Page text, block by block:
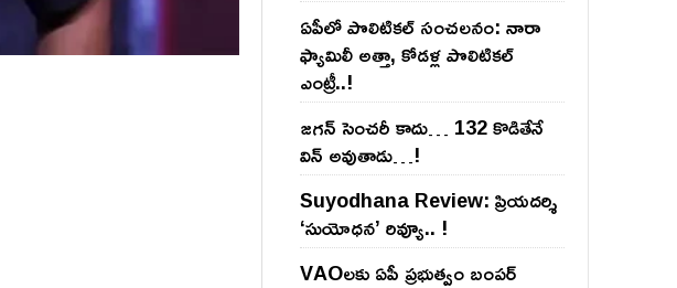
ఏపీలో పొలిటిక‌ల్ సంచ‌ల‌నం: నారా
ఫ్యామిలీ అత్తా, కోడ‌ళ్ల పొలిటికల్
ఎంట్రీ..!
జ‌గ‌న్ సెంచ‌రీ కాదు… 132 కొడితేనే
విన్ అవుతాడు…!
Suyodhana Review: ప్రియదర్శి
‘సుయోధన’ రివ్యూ.. !
VAOల‌కు ఏపీ ప్ర‌భుత్వం బంప‌ర్